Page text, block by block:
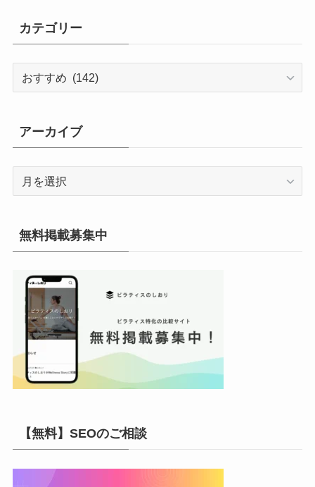
カテゴリー
ー
アーカイブ
イ
ブ
無料掲載募集中
【無料】SEOのご相談